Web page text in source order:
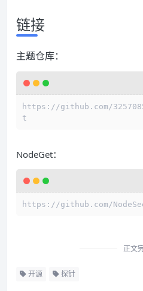
链接
主题仓库：
https://github.com/
t
NodeGet：
https://github.com/
正文
开源 探针